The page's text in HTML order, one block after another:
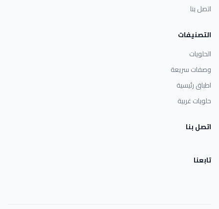
اتصل بنا
التصنيفات
الحلويات
وصفات سريعة
اطباق رئيسية
حلويات غربية
اتصل بنا
تابعنا